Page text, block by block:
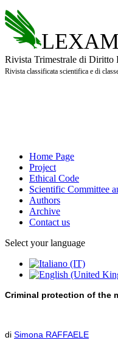
Rivista Trimestrale di Diritto
Rivista classificata scientifica e di
Home Page
Project
Ethical Code
Scientific Committee
Authors
Archive
Contact us
Select your language
Criminal protection of the
di Simona RAFFAELE